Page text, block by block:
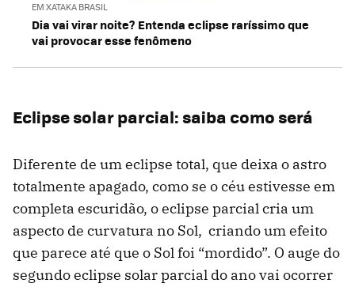
EM XATAKA BRASIL
Dia vai virar noite? Entenda eclipse raríssimo que
vai provocar esse fenômeno
Eclipse solar parcial: saiba como será
Diferente de um eclipse total, que deixa o astro
totalmente apagado, como se o céu estivesse em
completa escuridão, o eclipse parcial cria um
aspecto de curvatura no Sol, criando um efeito
que parece até que o Sol foi “mordido”. O auge do
segundo eclipse solar parcial do ano vai ocorrer